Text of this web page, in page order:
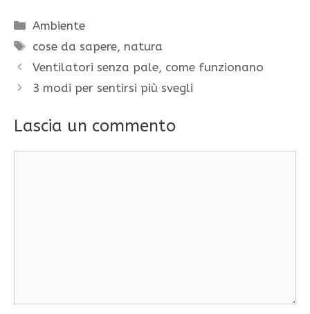
Categorie
Ambiente
Tag
cose da sapere, natura
Ventilatori senza pale, come funzionano
3 modi per sentirsi più svegli
Lascia un commento